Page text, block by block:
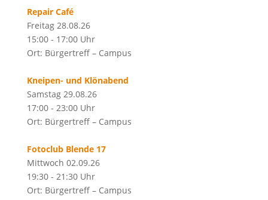
Repair Café
Freitag 28.08.26
15:00 - 17:00 Uhr
Ort: Bürgertreff – Campus
Kneipen- und Klönabend
Samstag 29.08.26
17:00 - 23:00 Uhr
Ort: Bürgertreff – Campus
Fotoclub Blende 17
Mittwoch 02.09.26
19:30 - 21:30 Uhr
Ort: Bürgertreff – Campus